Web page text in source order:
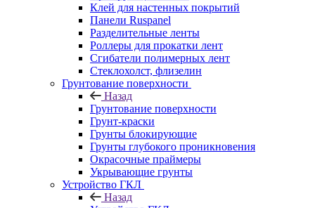
Клей для настенных покрытий
Панели Ruspanel
Разделительные ленты
Роллеры для прокатки лент
Сгибатели полимерных лент
Стеклохолст, флизелин
Грунтование поверхности
Назад
Грунтование поверхности
Грунт-краски
Грунты блокирующие
Грунты глубокого проникновения
Окрасочные праймеры
Укрывающие грунты
Устройство ГКЛ
Назад